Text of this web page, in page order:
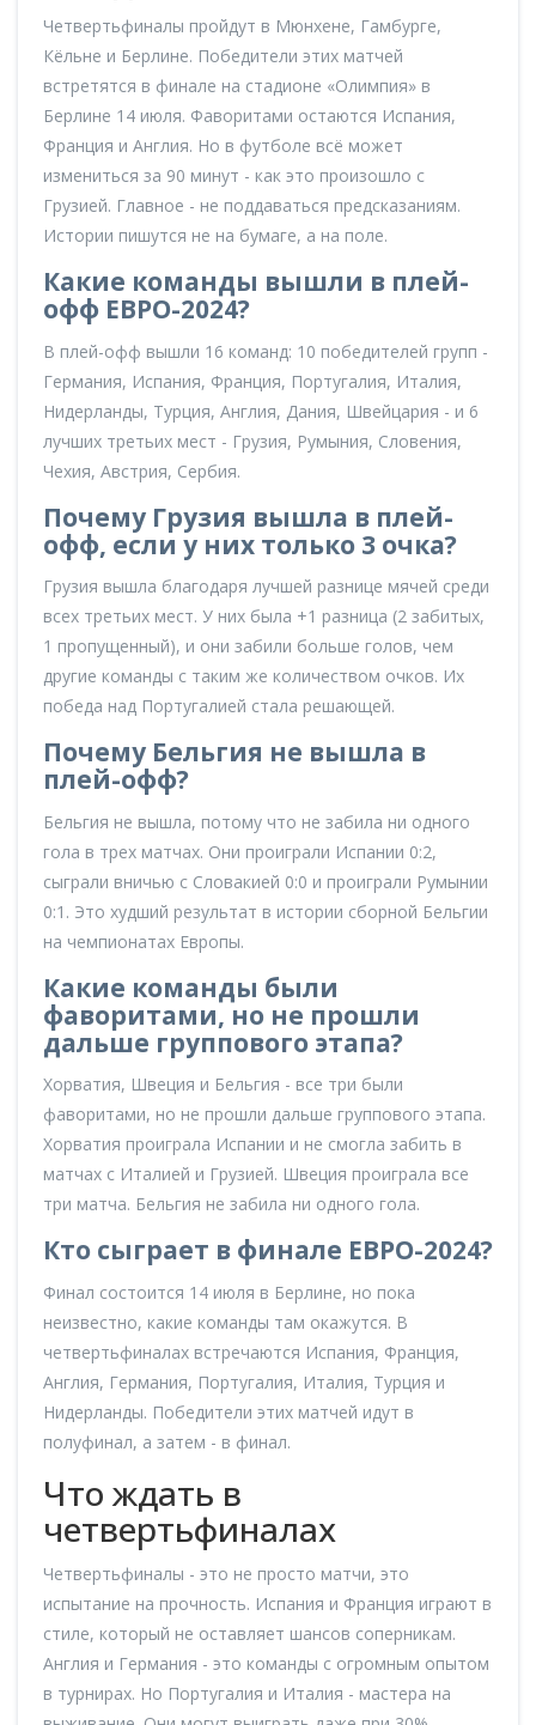
Четвертьфиналы пройдут в Мюнхене, Гамбурге,
Кёльне и Берлине. Победители этих матчей
встретятся в финале на стадионе «Олимпия» в
Берлине 14 июля. Фаворитами остаются Испания,
Франция и Англия. Но в футболе всё может
измениться за 90 минут - как это произошло с
Грузией. Главное - не поддаваться предсказаниям.
Истории пишутся не на бумаге, а на поле.
Какие команды вышли в плей-
офф ЕВРО-2024?
В плей-офф вышли 16 команд: 10 победителей групп -
Германия, Испания, Франция, Португалия, Италия,
Нидерланды, Турция, Англия, Дания, Швейцария - и 6
лучших третьих мест - Грузия, Румыния, Словения,
Чехия, Австрия, Сербия.
Почему Грузия вышла в плей-
офф, если у них только 3 очка?
Грузия вышла благодаря лучшей разнице мячей среди
всех третьих мест. У них была +1 разница (2 забитых,
1 пропущенный), и они забили больше голов, чем
другие команды с таким же количеством очков. Их
победа над Португалией стала решающей.
Почему Бельгия не вышла в
плей-офф?
Бельгия не вышла, потому что не забила ни одного
гола в трех матчах. Они проиграли Испании 0:2,
сыграли вничью с Словакией 0:0 и проиграли Румынии
0:1. Это худший результат в истории сборной Бельгии
на чемпионатах Европы.
Какие команды были
фаворитами, но не прошли
дальше группового этапа?
Хорватия, Швеция и Бельгия - все три были
фаворитами, но не прошли дальше группового этапа.
Хорватия проиграла Испании и не смогла забить в
матчах с Италией и Грузией. Швеция проиграла все
три матча. Бельгия не забила ни одного гола.
Кто сыграет в финале ЕВРО-2024?
Финал состоится 14 июля в Берлине, но пока
неизвестно, какие команды там окажутся. В
четвертьфиналах встречаются Испания, Франция,
Англия, Германия, Португалия, Италия, Турция и
Нидерланды. Победители этих матчей идут в
полуфинал, а затем - в финал.
Что ждать в
четвертьфиналах
Четвертьфиналы - это не просто матчи, это
испытание на прочность. Испания и Франция играют в
стиле, который не оставляет шансов соперникам.
Англия и Германия - это команды с огромным опытом
в турнирах. Но Португалия и Италия - мастера на